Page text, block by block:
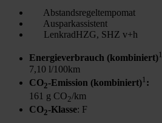
Abstandsregeltempomat
Ausparkassistent
LenkradHZG, SHZ v+h
Energieverbrauch (kombiniert)1
7,10 l/100km
CO2-Emission (kombiniert)1 :
161 g CO2/km
CO2-Klasse: F